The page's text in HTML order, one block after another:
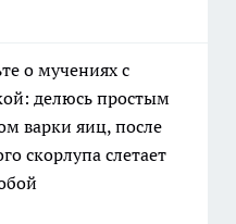
о мучениях с
делюсь простым
варки яиц, после
скорлупа слетает